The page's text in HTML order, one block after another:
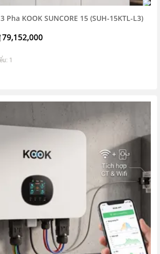
KOOK SUNCORE 15 (SUH-15KTL-L3)
79,152,000
1